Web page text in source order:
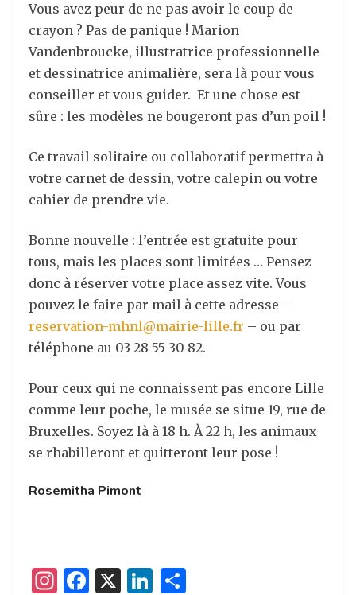
Vous avez peur de ne pas avoir le coup de
crayon ? Pas de panique ! Marion
Vandenbroucke, illustratrice professionnelle
et dessinatrice animalière, sera là pour vous
conseiller et vous guider. Et une chose est
sûre : les modèles ne bougeront pas d’un poil !
Ce travail solitaire ou collaboratif permettra à
votre carnet de dessin, votre calepin ou votre
cahier de prendre vie.
Bonne nouvelle : l’entrée est gratuite pour
tous, mais les places sont limitées … Pensez
donc à réserver votre place assez vite. Vous
pouvez le faire par mail à cette adresse –
reservation-mhnl@mairie-lille.fr – ou par
téléphone au 03 28 55 30 82.
Pour ceux qui ne connaissent pas encore Lille
comme leur poche, le musée se situe 19, rue de
Bruxelles. Soyez là à 18 h. À 22 h, les animaux
se rhabilleront et quitteront leur pose !
Rosemitha Pimont
I
F
X
Li